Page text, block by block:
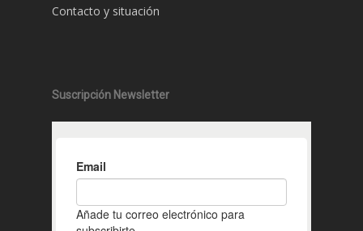
Contacto y situación
Suscripción Newsletter